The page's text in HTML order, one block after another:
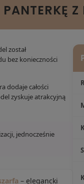
został
bez konieczności
dodaje całości
zyskuje atrakcyjną
jednocześnie
– elegancki